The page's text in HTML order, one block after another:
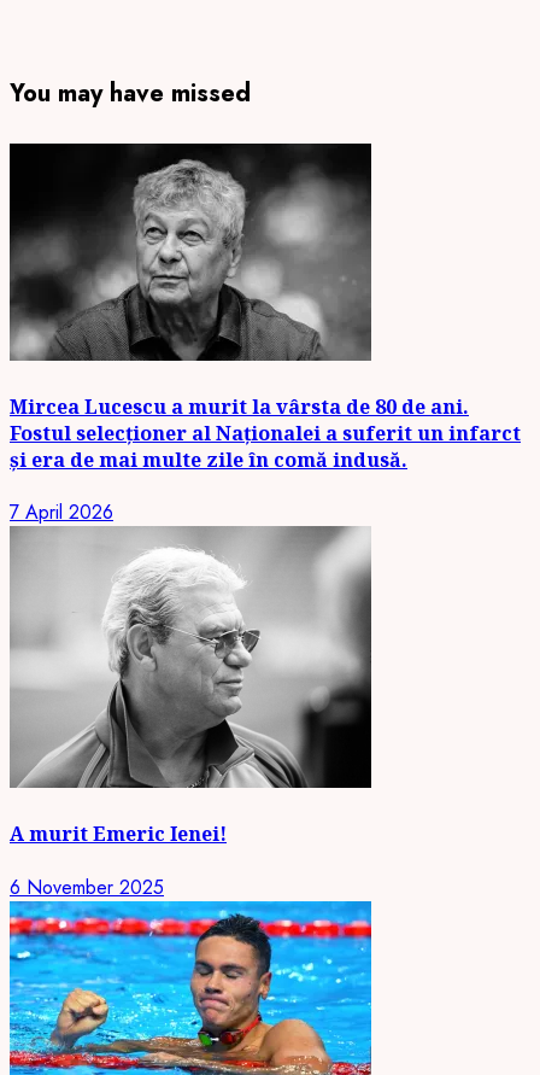
You may have missed
Mircea Lucescu a murit la vârsta de 80 de ani.
Fostul selecționer al Naționalei a suferit un infarct
și era de mai multe zile în comă indusă.
7 April 2026
A murit Emeric Ienei!
6 November 2025